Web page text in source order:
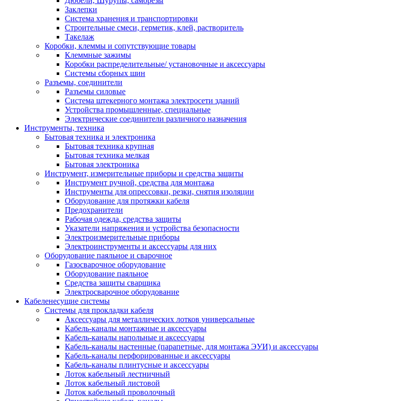
Заклепки
Система хранения и транспортировки
Строительные смеси, герметик, клей, растворитель
Такелаж
Коробки, клеммы и сопутствующие товары
Клеммные зажимы
Коробки распределительные/ установочные и аксессуары
Системы сборных шин
Разъемы, соединители
Разъемы силовые
Система штекерного монтажа электросети зданий
Устройства промышленные, специальные
Электрические соединители различного назначения
Инструменты, техника
Бытовая техника и электроника
Бытовая техника крупная
Бытовая техника мелкая
Бытовая электроника
Инструмент, измерительные приборы и средства защиты
Инструмент ручной, средства для монтажа
Инструменты для опрессовки, резки, снятия изоляции
Оборудование для протяжки кабеля
Предохранители
Рабочая одежда, средства защиты
Указатели напряжения и устройства безопасности
Электроизмерительные приборы
Электроинструменты и аксессуары для них
Оборудование паяльное и сварочное
Газосварочное оборудование
Оборудование паяльное
Средства защиты сварщика
Электросварочное оборудование
Кабеленесущие системы
Системы для прокладки кабеля
Аксессуары для металлических лотков универсальные
Кабель-каналы монтажные и аксессуары
Кабель-каналы напольные и аксессуары
Кабель-каналы настенные (парапетные, для монтажа ЭУИ) и аксессуары
Кабель-каналы перфорированные и аксессуары
Кабель-каналы плинтусные и аксессуары
Лоток кабельный лестничный
Лоток кабельный листовой
Лоток кабельный проволочный